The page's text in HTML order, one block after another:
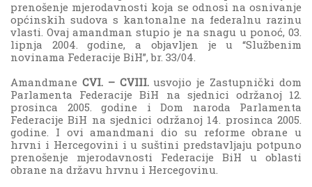
prenošenje mjerodavnosti koja se odnosi na osnivanje
općinskih sudova s kantonalne na federalnu razinu
vlasti. Ovaj amandman stupio je na snagu u ponoć, 03.
lipnja 2004. godine, a objavljen je u “Službenim
novinama Federacije BiH”, br. 33/04.
Amandmane CVI. – CVIII.usvojio je Zastupnički dom
Parlamenta Federacije BiH na sjednici održanoj 12.
prosinca 2005. godine i Dom naroda Parlamenta
Federacije BiH na sjednici održanoj 14. prosinca 2005.
godine. I ovi amandmani dio su reforme obrane u
hrvni i Hercegovini i u suštini predstavljaju potpuno
prenošenje mjerodavnosti Federacije BiH u oblasti
obrane na državu hrvnu i Hercegovinu.